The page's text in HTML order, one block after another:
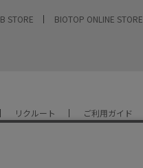
STORE
BIOTOP ONLINE STORE
リクルート ご利用ガイド